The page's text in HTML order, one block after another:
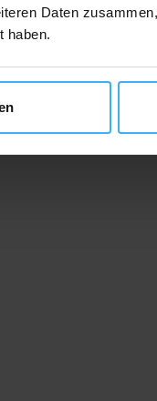
Daten
haben.